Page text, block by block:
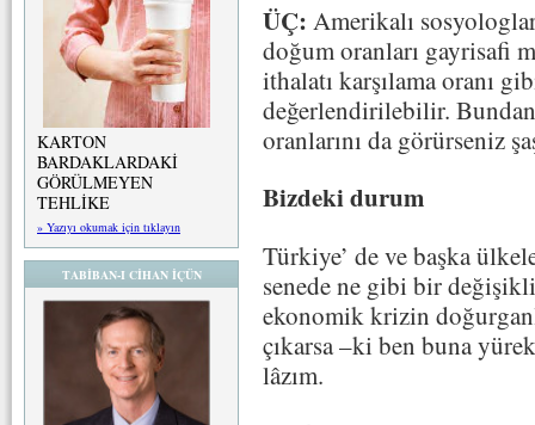
KARTON
BARDAKLARDAKİ
GÖRÜLMEYEN
TEHLİKE
» Yazıyı okumak için tıklayın
TABİBAN-I CİHAN İÇÜN
ÜÇ: Amerikalı
doğum oranları gayrisafi
ithalatı karşılama oranı
değerlendirilebilir.
oranlarını da görürseniz
Bizdeki durum
Türkiye’ de ve başka
senede ne gibi bir
ekonomik krizin
çıkarsa –ki ben buna
lâzım.